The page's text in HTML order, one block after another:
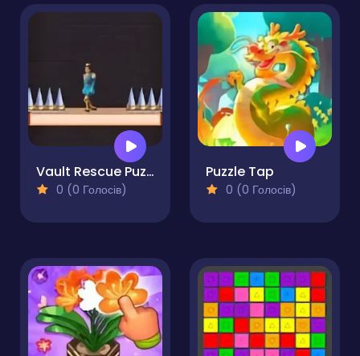
Vault Rescue Puzzle
0 (0 Голосів)
Puzzle Tap
0 (0 Голосів)